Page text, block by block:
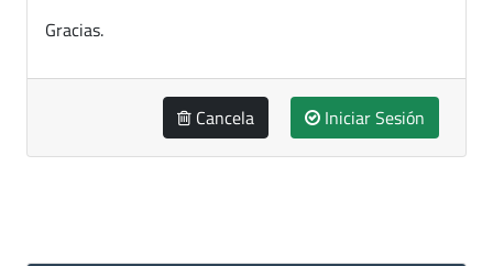
Gracias.
Cancela Iniciar Sesión